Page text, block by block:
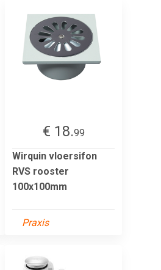
€ 18.99
Wirquin vloersifon
RVS rooster
100x100mm
Praxis